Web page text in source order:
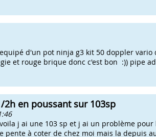
d'un pot ninja g3 kit 50 doppler
et rouge brique donc c'est bon :)) pipe
en poussant sur 103sp
j ai une 103 sp et j ai un problème
pente à coter de chez moi mais la depuis